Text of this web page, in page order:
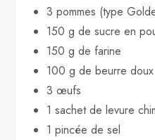
3 pommes (type
150 g de sucre en
150 g de farine
100 g de beurre
3 œufs
1 sachet de levure
1 pincée de sel